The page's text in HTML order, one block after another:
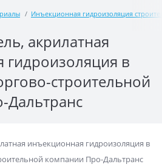
Инъекционная гидроизоляция
акрилатная
гидроизоляция в
строительной